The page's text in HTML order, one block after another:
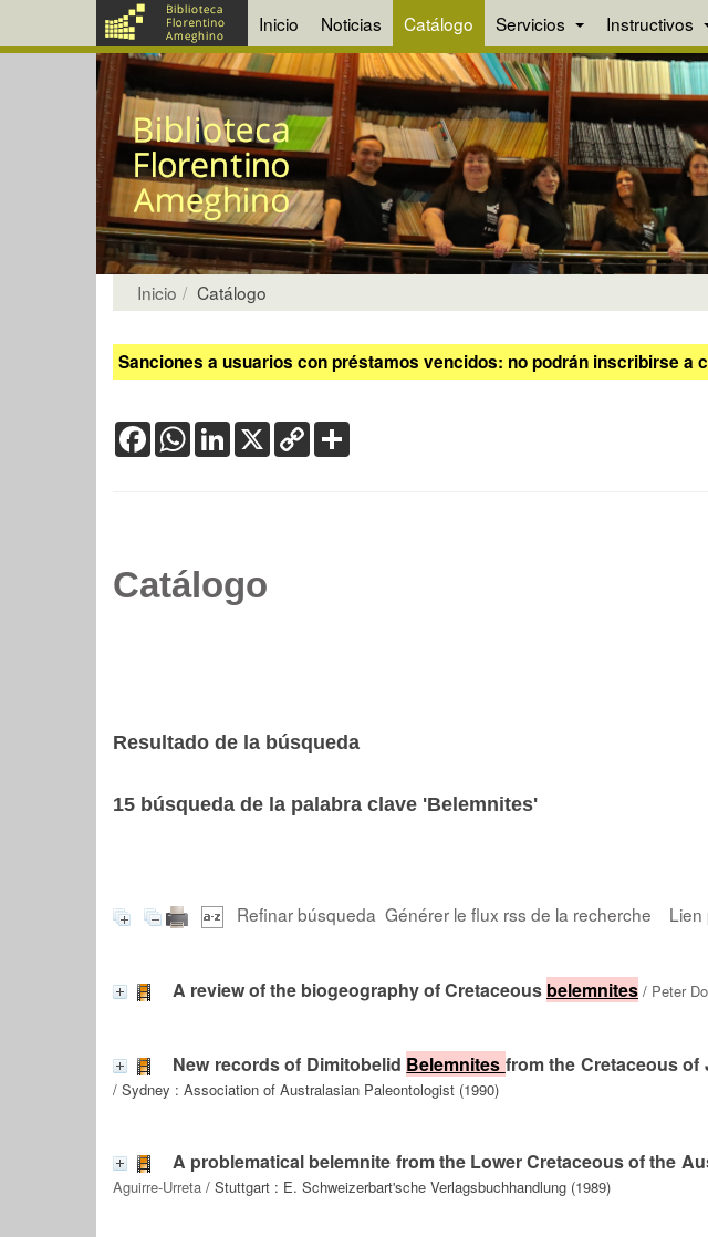
Inicio Noticias Catálogo Servicios Instructivos
Inicio Catálogo
Sanciones a usuarios con préstamos vencidos: no podrán inscribirse a
FacebookWhatsApp
LinkedIn
X Copy
Link
Catálogo
Resultado de la búsqueda
15 búsqueda de la palabra clave 'Belemnites'
Refinar búsqueda Générer le flux rss de la recherche Lien
A review of the biogeography of Cretaceous belemnites / Peter
New records of Dimitobelid Belemnites from the Cretaceous of
/ Sydney : Association of Australasian Paleontologist (1990)
A problematical belemnite from the Lower Cretaceous of the
Aguirre-Urreta / Stuttgart : E. Schweizerbart'sche Verlagsbuchhandlung (1989)